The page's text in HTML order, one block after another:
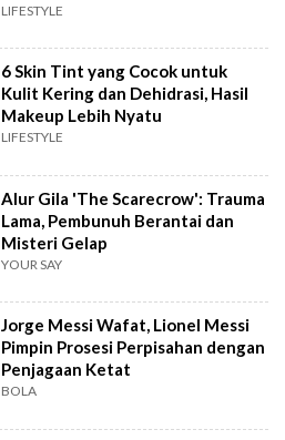
LIFESTYLE
6 Skin Tint yang Cocok untuk
Kulit Kering dan Dehidrasi, Hasil
Makeup Lebih Nyatu
LIFESTYLE
Alur Gila 'The Scarecrow': Trauma
Lama, Pembunuh Berantai dan
Misteri Gelap
YOUR SAY
Jorge Messi Wafat, Lionel Messi
Pimpin Prosesi Perpisahan dengan
Penjagaan Ketat
BOLA